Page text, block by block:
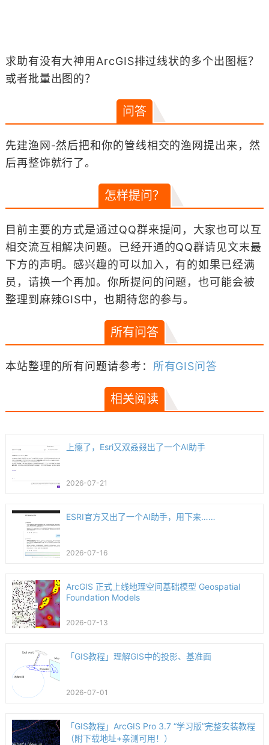
求助有没有大神用ArcGIS排过线状的多个出图框？
或者批量出图的？
问答
先建渔网-然后把和你的管线相交的渔网提出来，然
后再整饰就行了。
怎样提问？
目前主要的方式是通过QQ群来提问，大家也可以互
相交流互相解决问题。已经开通的QQ群请见文末最
下方的声明。感兴趣的可以加入，有的如果已经满
员，请换一个再加。你所提问的问题，也可能会被
整理到麻辣GIS中，也期待您的参与。
所有问答
本站整理的所有问题请参考： 所有GIS问答
相关阅读
上瘾了，Esri又双叒叕出了一个AI助手
2026-07-21
ESRI官方又出了一个AI助手，用下来……
2026-07-16
ArcGIS 正式上线地理空间基础模型 Geospatial
Foundation Models
2026-07-13
「GIS教程」理解GIS中的投影、基准面
2026-07-01
「GIS教程」ArcGIS Pro 3.7 “学习版”完整安装教程
（附下载地址+亲测可用！）